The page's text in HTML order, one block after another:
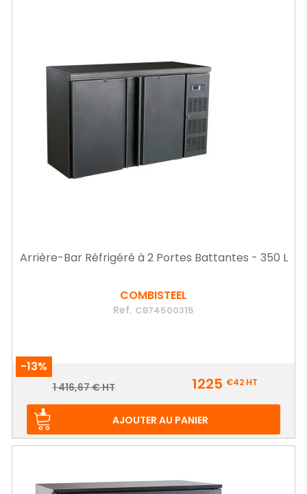
Arrière-Bar Réfrigéré à 2 Portes Battantes - 350 L
COMBISTEEL
Ref. CB74500315
-13%
Prix
Prix
1 416,67 € HT 1225 €42 HT
AJOUTER AU PANIER